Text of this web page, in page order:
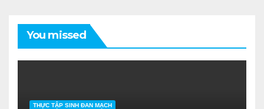
You missed
THỰC TẬP SINH ĐAN MẠCH